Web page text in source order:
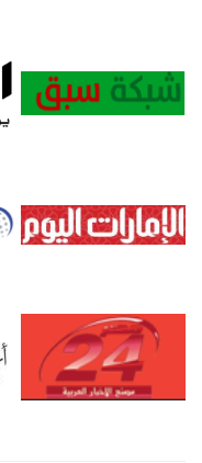
نهاية العام الجاري
واتباع المعايير
سلعة متوفرة على